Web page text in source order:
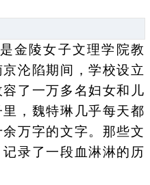
陵女子文理学院教
沦陷期间，学校设立
了一万多名妇女和儿
，魏特琳几乎每天都
万字的文字。那些文
录了一段血淋淋的历